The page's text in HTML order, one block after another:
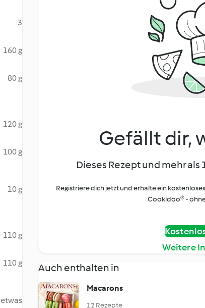
3
160 g
80 g
120 g
100 g
10 g
110 g
110 g
etwas
Gefällt dir,
Dieses Rezept und mehr
Registriere dich jetzt und erhalte ein
Cookidoo® -
Weitere
Auch enthalten in
Macarons
12 Rezepte